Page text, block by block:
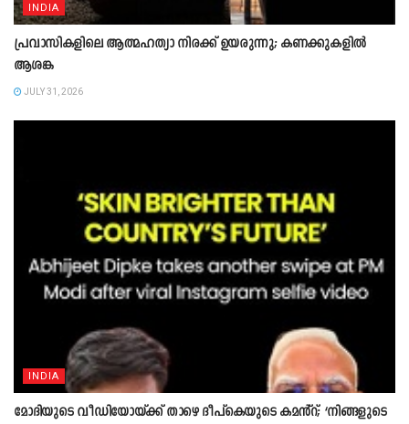
INDIA
പ്രവാസികളിലെ ആത്മഹത്യാ നിരക്ക് ഉയരുന്നു; കണക്കുകളിൽ
ആശങ്ക
JULY 31, 2026
INDIA
മോദിയുടെ വീഡിയോയ്ക്ക് താഴെ ദീപ്കെയുടെ കമൻ്റ്; ‘നിങ്ങളുടെ